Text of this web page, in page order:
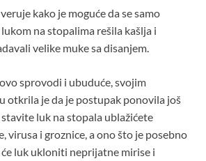
kako je moguće da se samo
na stopalima rešila kašlja i
velike muke sa disanjem.
sprovodi i ubuduće, svojim
otkrila je da je postupak ponovila još
luk na stopala ublažićete
virusa i groznice, a ono što je posebno
luk ukloniti neprijatne mirise i